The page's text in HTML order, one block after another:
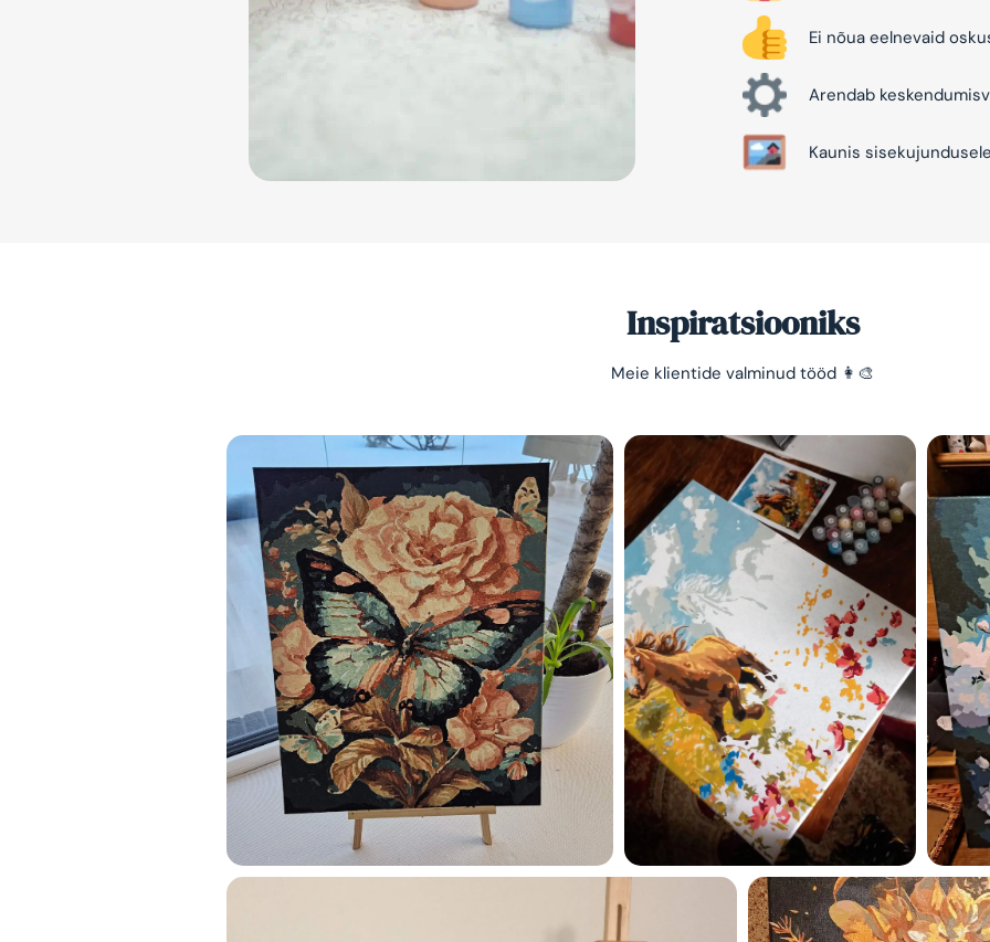
Ei nõua eelnevaid
Arendab
Kaunis
Inspiratsiooniks
Meie klientide valminud tööd 👩‍🎨
Lihtne viis lõõgastuda ja
mõtted puhata lasta 😌
Olen tutvunud
privaatsuspoliitikaga ja
sellega
Maalihobi.eePrivaatsuspoliitika
TELLI